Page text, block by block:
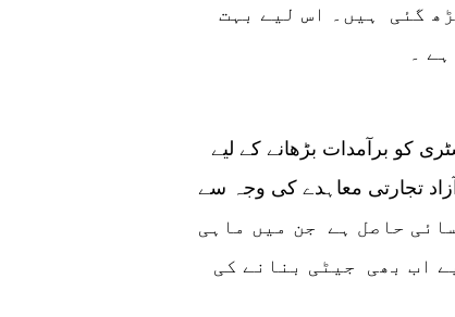
گئی ہیں۔ اس لیے بہت
۔
کو برآمدات بڑھانے کے لیے
تجارتی معاہدے کی وجہ سے
حاصل ہے جن میں ماہی
اب بھی جیٹی بنانے کی